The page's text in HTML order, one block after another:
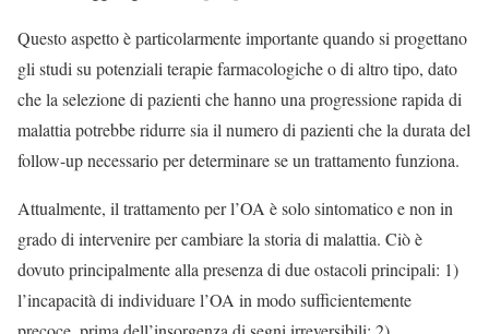
Questo aspetto è particolarmente importante quando si progettano
gli studi su potenziali terapie farmacologiche o di altro tipo, dato
che la selezione di pazienti che hanno una progressione rapida di
malattia potrebbe ridurre sia il numero di pazienti che la durata del
follow-up necessario per determinare se un trattamento funziona.
Attualmente, il trattamento per l’OA è solo sintomatico e non in
grado di intervenire per cambiare la storia di malattia. Ciò è
dovuto principalmente alla presenza di due ostacoli principali: 1)
l’incapacità di individuare l’OA in modo sufficientemente